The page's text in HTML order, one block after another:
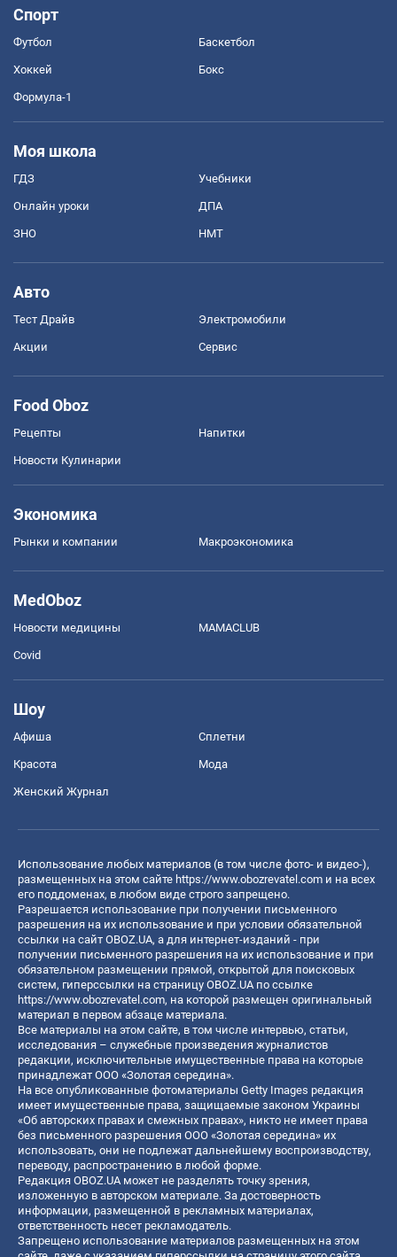
Спорт
Футбол Баскетбол
Хоккей Бокс
Формула-1
Моя школа
ГДЗ Учебники
Онлайн уроки ДПА
ЗНО НМТ
Авто
Тест Драйв Электромобили
Акции Сервис
Food Oboz
Рецепты Напитки
Новости Кулинарии
Экономика
Рынки и компании Mакроэкономика
MedOboz
Новости медицины MAMACLUB
Covid
Шоу
Афиша Сплетни
Красота Мода
Женский Журнал
Использование любых материалов (в том числе фото- и видео-),
размещенных на этом сайте https://www.obozrevatel.com и на всех
его поддоменах, в любом виде строго запрещено.
Разрешается использование при получении письменного
разрешения на их использование и при условии обязательной
ссылки на сайт OBOZ.UA, а для интернет-изданий - при
получении письменного разрешения на их использование и при
обязательном размещении прямой, открытой для поисковых
систем, гиперссылки на страницу OBOZ.UA по ссылке
https://www.obozrevatel.com, на которой размещен оригинальный
материал в первом абзаце материала.
Все материалы на этом сайте, в том числе интервью, статьи,
исследования – служебные произведения журналистов
редакции, исключительные имущественные права на которые
принадлежат ООО «Золотая середина».
На все опубликованные фотоматериалы Getty Images редакция
имеет имущественные права, защищаемые законом Украины
«Об авторских правах и смежных правах», никто не имеет права
без письменного разрешения ООО «Золотая середина» их
использовать, они не подлежат дальнейшему воспроизводству,
переводу, распространению в любой форме.
Редакция OBOZ.UA может не разделять точку зрения,
изложенную в авторском материале. За достоверность
информации, размещенной в рекламных материалах,
ответственность несет рекламодатель.
Запрещено использование материалов размещенных на этом